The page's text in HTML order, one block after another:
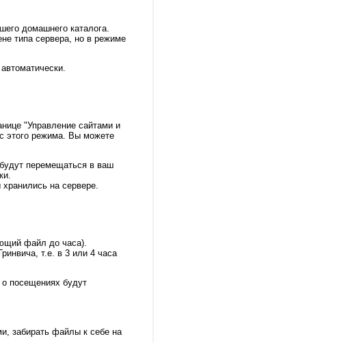
домашнего каталога.
типа сервера, но в режиме
"Управление сайтами и
этого режима. Вы можете
перемещаться в ваш
на сервере.
файл до часа).
т.е. в 3 или 4 часа
посещениях будут
забирать файлы к себе на